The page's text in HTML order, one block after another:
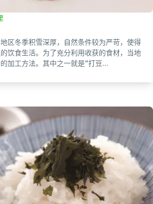
区冬季积雪深厚，自然条件较为严苛，使得
饮食生活。为了充分利用收获的食材，当地
加工方法。其中之一就是“打豆...